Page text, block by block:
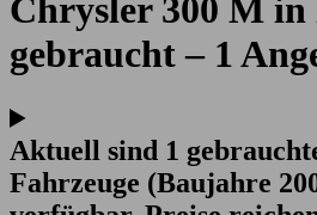
Chrysler 300 M in
gebraucht – 1
Aktuell sind 1
Fahrzeuge (Baujahre